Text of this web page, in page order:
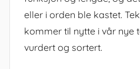
eller i orden ble kastet.
kommer til nytte i vår nye
vurdert og sortert.